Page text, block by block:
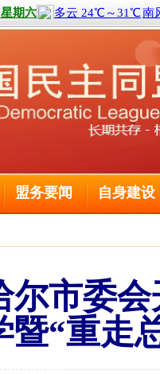
盟务要闻 自身建设
国三八红旗手称号
布 民盟哈尔滨工程大学委
委刘京获得国际建筑性能模
当选黑龙江省政协副主席
主委陈霖任鸡西市副市长
心，继续携手前进”主题
全国人大二次会议和全国政
民盟哈尔滨工程大学委
全国人大二次会议和全国政
委刘京获得国际建筑性能模
当选黑龙江省政协副主席
尔市委
暨“重走